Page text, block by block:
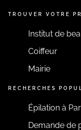
TROUVER VOTRE
Institut de
Coiffeur
Mairie
RECHERCHES
Épilation à
Demande de